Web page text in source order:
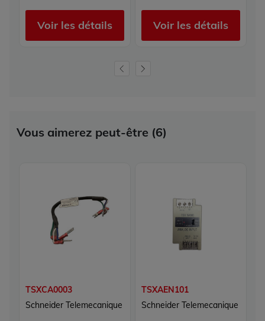
Voir les détails Voir les détails
Vous aimerez peut-être (6)
TSXCA0003
Schneider Telemecanique
TSXAEN101
Schneider Telemecanique